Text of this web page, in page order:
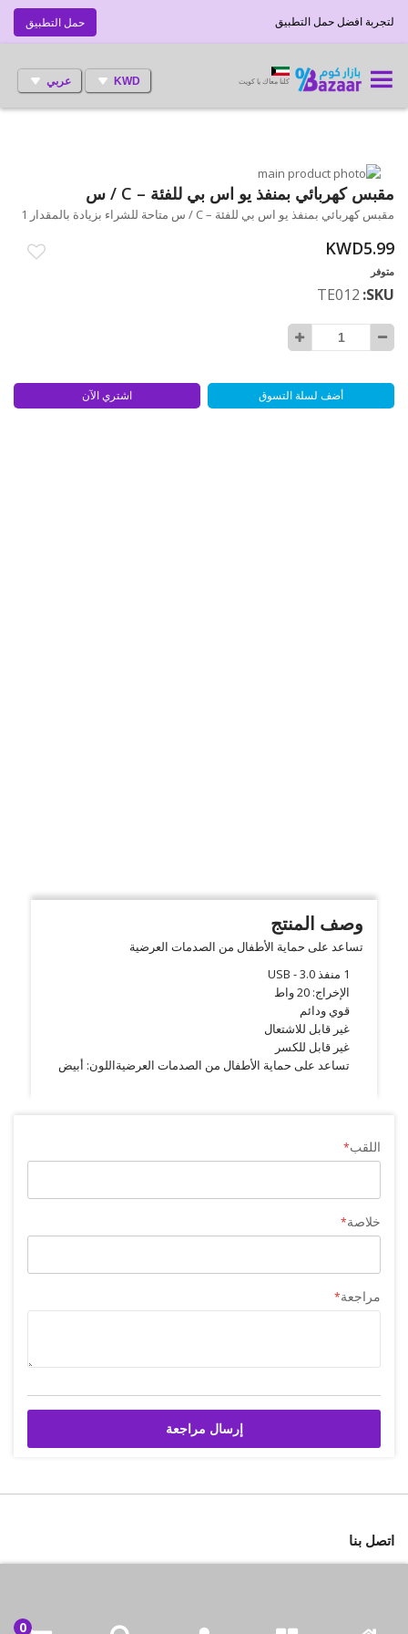
حمل التطبيق لتجربة افضل حمل التطبيق
KWD عربي كلنا معاك يا كويت
انتقل
إلى
النهاية
معرض
الصور
تخطي
بداية
معرض
مقبس كهربائي بمنفذ يو اس بي للفئة – C / س
مقبس كهربائي بمنفذ يو اس بي للفئة – C / س متاحة للشراء بزيادة بالمقدار 1
KWD5.99
متوفر
SKU
TE012
أضف لسلة التسوق اشتري الآن
وصف المنتج
تساعد على حماية الأطفال من الصدمات العرضية
1 منفذ USB - 3.0
الإخراج: 20 واط
قوي ودائم
غير قابل للاشتعال
غير قابل للكسر
تساعد على حماية الأطفال من الصدمات العرضيةاللون: أبيض
اللقب
خلاصة
مراجعة
إرسال مراجعة
اتصل بنا